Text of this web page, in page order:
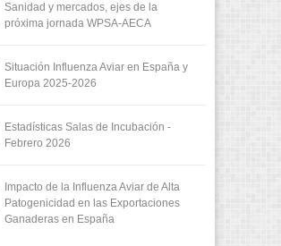
Sanidad y mercados, ejes de la
próxima jornada WPSA-AECA
Situación Influenza Aviar en España y
Europa 2025-2026
Estadísticas Salas de Incubación -
Febrero 2026
Impacto de la Influenza Aviar de Alta
Patogenicidad en las Exportaciones
Ganaderas en España